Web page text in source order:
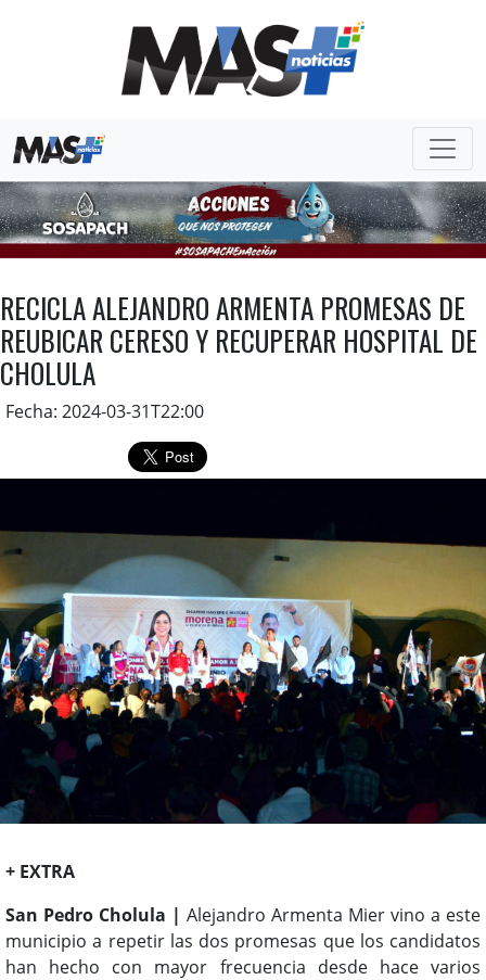
RECICLA ALEJANDRO ARMENTA PROMESAS DE
REUBICAR CERESO Y RECUPERAR HOSPITAL DE
CHOLULA
Fecha: 2024-03-31T22:00
+ EXTRA
San Pedro Cholula | Alejandro Armenta Mier vino a este
municipio a repetir las dos promesas que los candidatos
han hecho con mayor frecuencia desde hace varios